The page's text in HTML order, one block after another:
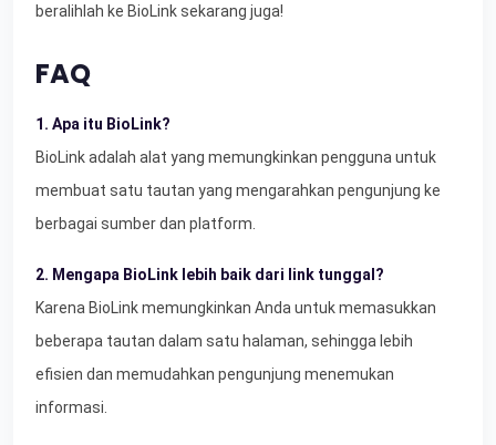
beralihlah ke BioLink sekarang juga!
FAQ
1. Apa itu BioLink?
BioLink adalah alat yang memungkinkan pengguna untuk
membuat satu tautan yang mengarahkan pengunjung ke
berbagai sumber dan platform.
2. Mengapa BioLink lebih baik dari link tunggal?
Karena BioLink memungkinkan Anda untuk memasukkan
beberapa tautan dalam satu halaman, sehingga lebih
efisien dan memudahkan pengunjung menemukan
informasi.